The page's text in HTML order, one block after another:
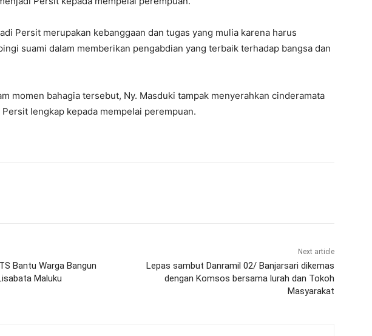
Persit merupakan kebanggaan dan tugas yang mulia karena harus
suami dalam memberikan pengabdian yang terbaik terhadap bangsa dan
momen bahagia tersebut, Ny. Masduki tampak menyerahkan cinderamata
Persit lengkap kepada mempelai perempuan.
Bantu Warga Bangun
Maluku
Next article
Lepas sambut Danramil 02/ Banjarsari dikemas
dengan Komsos bersama lurah dan Tokoh
Masyarakat